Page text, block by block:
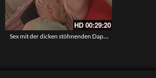
HD 00:29:20
Sex mit der dicken stöhnenden Daphne Rosen